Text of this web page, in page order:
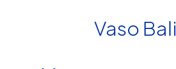
Vaso Bali